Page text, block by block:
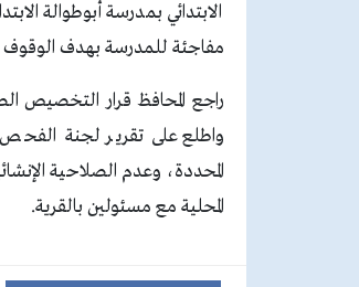
الابتدائي بمدرسة أبوطوالة
مفاجئة للمدرسة بهدف الوقوف
راجع المحافظ قرار التخصيص
واطلع على تقرير لجنة الفحص
المحددة، وعدم الصلاحية
المحلية مع مسئولين بالقرية.